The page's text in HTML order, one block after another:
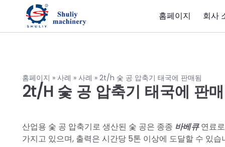
홈페이지 회사
홈페이지 » 사례 » 사례 » 2t/h 숯 공 압축기 태국에 판매됨
2t/h 숯 공 압축기 태국에 판
산업용 숯 공 압축기로 생산된 숯 공은 종종 바베큐연료
가지고 있으며, 출력은 시간당 5톤 이상에 도달할 수 있